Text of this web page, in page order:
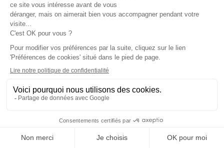
PRACTICAL & LEGAL
Terms of use
GTC
Site map
Subscribe to the LDLP newsletter to receive all the latest news,